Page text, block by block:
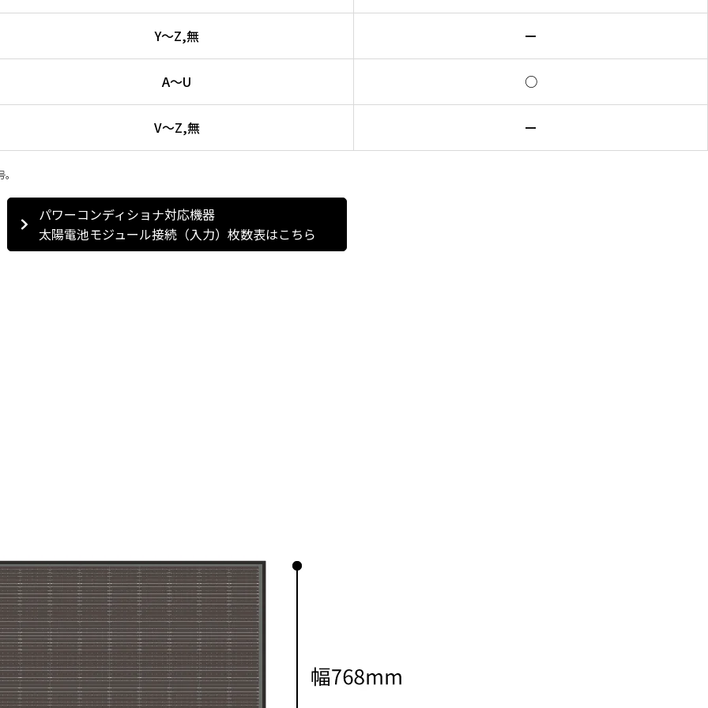
Y～Z,無 ー
A～U ○
V～Z,無 ー
パワーコンディショナ対応機器
太陽電池モジュール接続（入力）枚数表はこちら